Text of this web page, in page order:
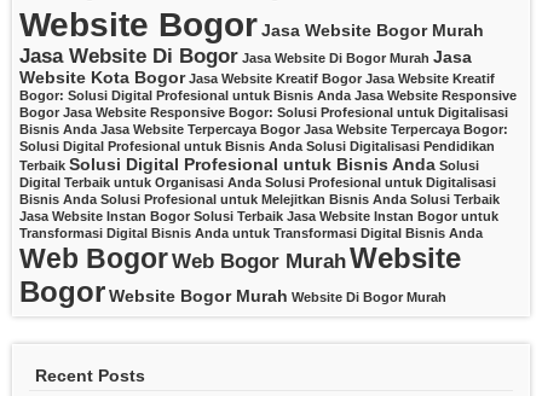
Website BogorJasa Website Bogor Murah
Jasa Website Di Bogor Jasa Website Di Bogor Murah Jasa
Website Kota Bogor Jasa Website Kreatif Bogor Jasa Website Kreatif
Bogor: Solusi Digital Profesional untuk Bisnis Anda Jasa Website Responsive
Bogor Jasa Website Responsive Bogor: Solusi Profesional untuk Digitalisasi
Bisnis Anda Jasa Website Terpercaya Bogor Jasa Website Terpercaya Bogor:
Solusi Digital Profesional untuk Bisnis Anda Solusi Digitalisasi Pendidikan
Terbaik Solusi Digital Profesional untuk Bisnis Anda Solusi
Digital Terbaik untuk Organisasi Anda Solusi Profesional untuk Digitalisasi
Bisnis Anda Solusi Profesional untuk Melejitkan Bisnis Anda Solusi Terbaik
Jasa Website Instan Bogor Solusi Terbaik Jasa Website Instan Bogor untuk
Transformasi Digital Bisnis Anda untuk Transformasi Digital Bisnis Anda
Web BogorWeb Bogor MurahWebsite
BogorWebsite Bogor Murah Website Di Bogor Murah
Recent Posts